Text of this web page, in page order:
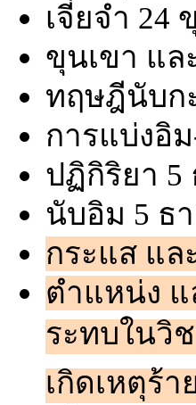
เจี่ยจำ 24
ขุนเขา แล
ทฤษฎีนับก
การแบ่งอิ
ปฏิกิริยา
นับอิม 5 ธ
กระแส แล
ตำแหน่ง แ
ระทบในวิ
เกิดเหตุร้า